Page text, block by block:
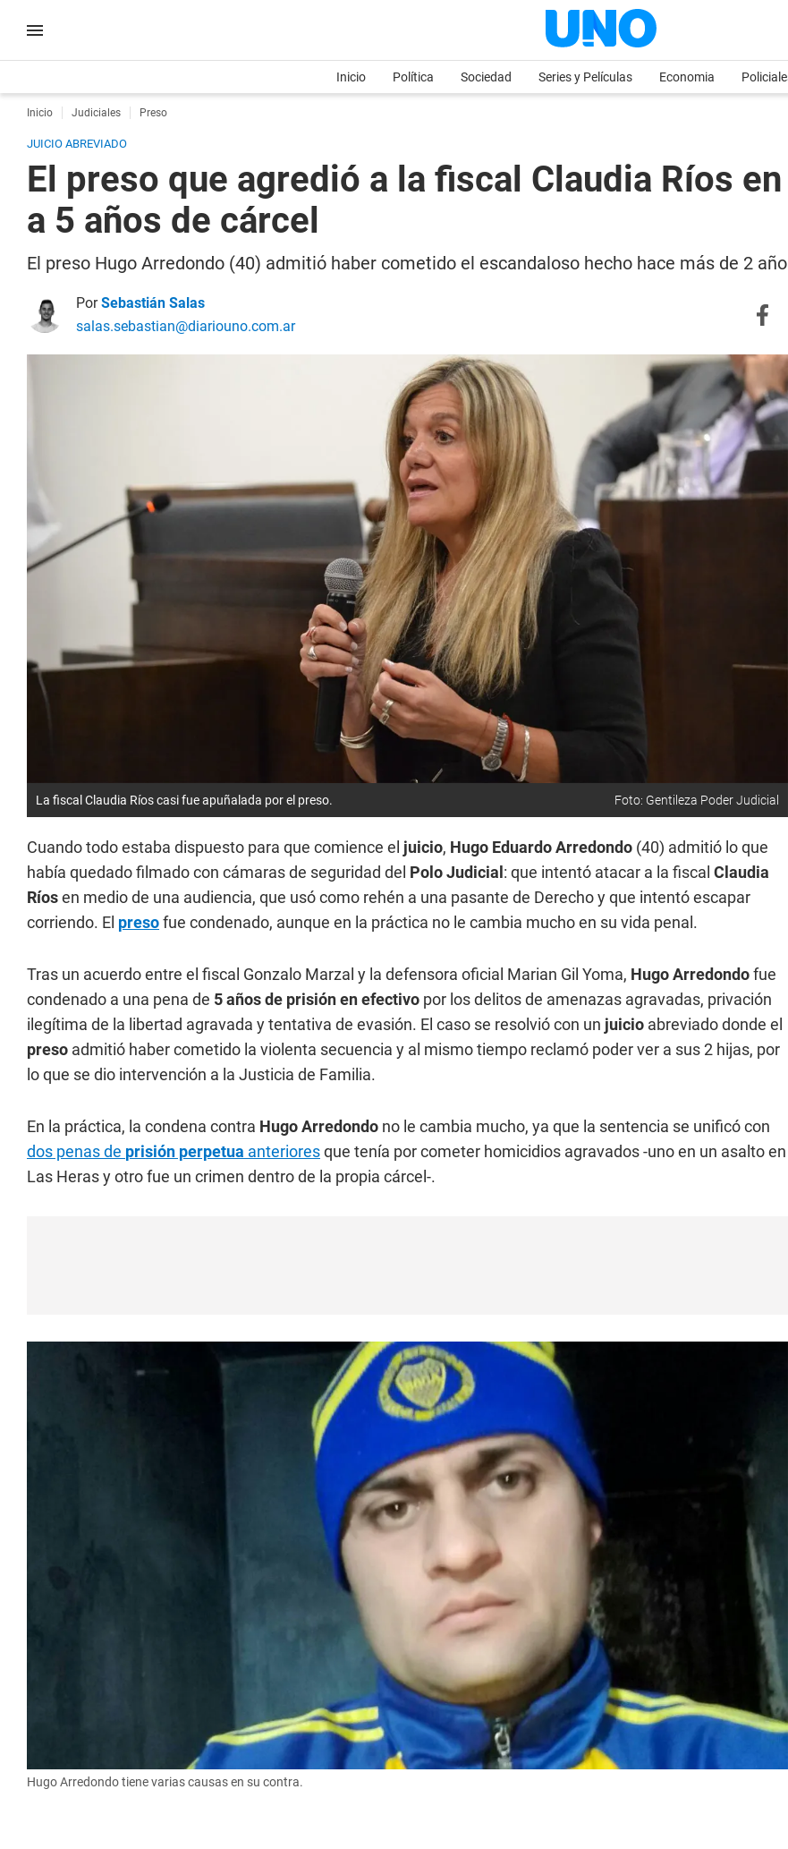
Inicio Política Sociedad Series y Películas Economia
Inicio Judiciales Preso
JUICIO ABREVIADO
El preso que agredió a la fiscal Claudia Ríos
a 5 años de cárcel
El preso Hugo Arredondo (40) admitió haber cometido el escandaloso hecho hace más de 2
PorSebastián Salas
salas.sebastian@diariouno.com.ar
La fiscal Claudia Ríos casi fue apuñalada por el preso. Foto: Gentileza Poder Judicial
Cuando todo estaba dispuesto para que comience el juicio, Hugo Eduardo Arredondo (40) admitió lo que
había quedado filmado con cámaras de seguridad del Polo Judicial: que intentó atacar a la fiscal Claudia
Ríosen medio de una audiencia, que usó como rehén a una pasante de Derecho y que intentó escapar
corriendo. El presofue condenado, aunque en la práctica no le cambia mucho en su vida penal.
Tras un acuerdo entre el fiscal Gonzalo Marzal y la defensora oficial Marian Gil Yoma, Hugo Arredondofue
condenado a una pena de 5 años de prisión en efectivo por los delitos de amenazas agravadas, privación
ilegítima de la libertad agravada y tentativa de evasión. El caso se resolvió con un juicio abreviado donde el
preso admitió haber cometido la violenta secuencia y al mismo tiempo reclamó poder ver a sus 2 hijas, por
lo que se dio intervención a la Justicia de Familia.
En la práctica, la condena contra Hugo Arredondo no le cambia mucho, ya que la sentencia se unificó con
dos penas de prisión perpetua anterioresque tenía por cometer homicidios agravados -uno en un asalto en
Las Heras y otro fue un crimen dentro de la propia cárcel-.
Hugo Arredondo tiene varias causas en su contra.